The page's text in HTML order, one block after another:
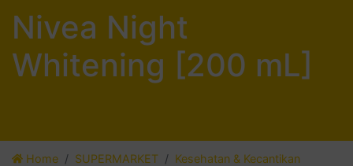
Nivea Night
Whitening [200 mL]
Home SUPERMARKET
Kesehatan & Kecantikan